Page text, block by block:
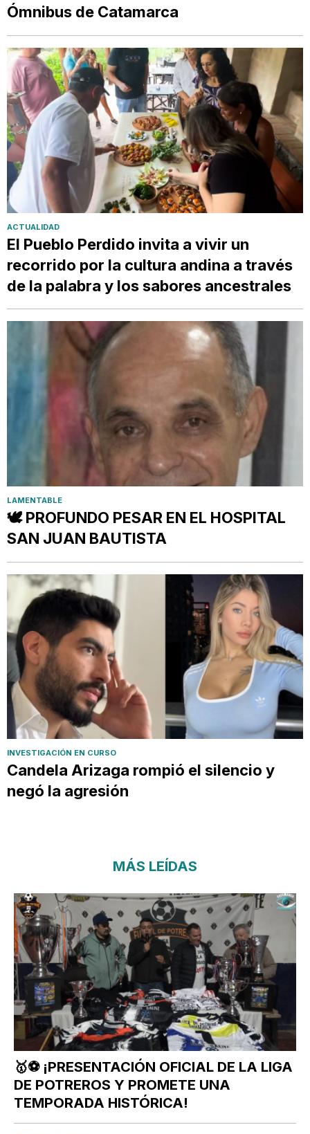
Ómnibus de Catamarca
ACTUALIDAD
El Pueblo Perdido invita a vivir un
recorrido por la cultura andina a través
de la palabra y los sabores ancestrales
LAMENTABLE
🕊️ PROFUNDO PESAR EN EL HOSPITAL
SAN JUAN BAUTISTA
INVESTIGACIÓN EN CURSO
Candela Arizaga rompió el silencio y
negó la agresión
MÁS LEÍDAS
🥇⚽ ¡PRESENTACIÓN OFICIAL DE LA LIGA
DE POTREROS Y PROMETE UNA
TEMPORADA HISTÓRICA!